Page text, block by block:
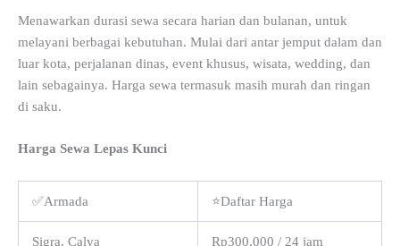
Menawarkan durasi sewa secara harian dan bulanan, untuk
melayani berbagai kebutuhan. Mulai dari antar jemput dalam dan
luar kota, perjalanan dinas, event khusus, wisata, wedding, dan
lain sebagainya. Harga sewa termasuk masih murah dan ringan
di saku.
Harga Sewa Lepas Kunci
✅Armada ⭐Daftar Harga
Sigra, Calya Rp300.000 / 24 jam